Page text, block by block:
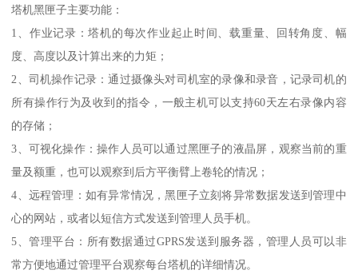
塔机黑匣子主要功能：
1、作业记录：塔机的每次作业起止时间、载重量、回转角度、幅
度、高度以及计算出来的力矩；
2、司机操作记录：通过摄像头对司机室的录像和录音，记录司机的
所有操作行为及收到的指令，一般主机可以支持60天左右录像内容
的存储；
3、可视化操作：操作人员可以通过黑匣子的液晶屏，观察当前的重
量及额重，也可以观察到后方平衡臂上卷轮的情况；
4、远程管理：如有异常情况，黑匣子立刻将异常数据发送到管理中
心的网站，或者以短信方式发送到管理人员手机。
5、管理平台：所有数据通过GPRS发送到服务器，管理人员可以非
常方便地通过管理平台观察每台塔机的详细情况。